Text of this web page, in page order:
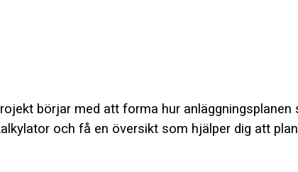
börjar med att forma hur anläggningsplanen
och få en översikt som hjälper dig att